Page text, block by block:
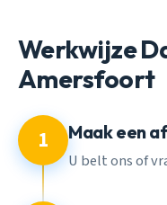
Werkwijze
Amersfoort
1 Maak een
U belt ons of